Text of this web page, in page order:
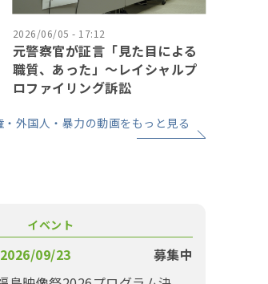
2026/06/05 - 17:12
元警察官が証言「見た目による
職質、あった」〜レイシャルプ
ロファイリング訴訟
・外国人・暴力の動画をもっと見る
イベント
09/23
募集中